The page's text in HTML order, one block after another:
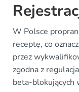
W Polsce
receptę, co
przez
zgodna z
beta-blokujących